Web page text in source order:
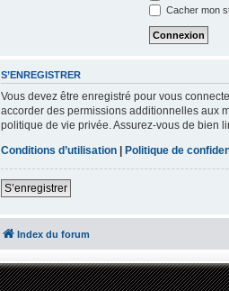
Cacher mon
S’ENREGISTRER
Vous devez être enregistré pour vous
accorder des permissions additionnelles aux
politique de vie privée. Assurez-vous de bien
Conditions d’utilisation | Politique de
S’enregistrer
Index du forum